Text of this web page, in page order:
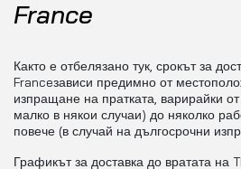
France
Както е отбелязано тук, срокът за
Franceзависи предимно от
изпращане на пратката, варирайки
малко в някои случаи) до няколко
повече (в случай на дългосрочни
Графикът за доставка до вратата на